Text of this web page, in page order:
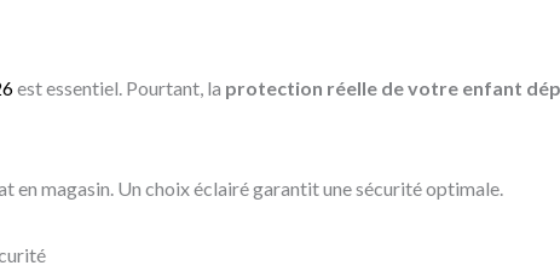
est essentiel. Pourtant, la protection réelle de votre enfant
en magasin. Un choix éclairé garantit une sécurité optimale.